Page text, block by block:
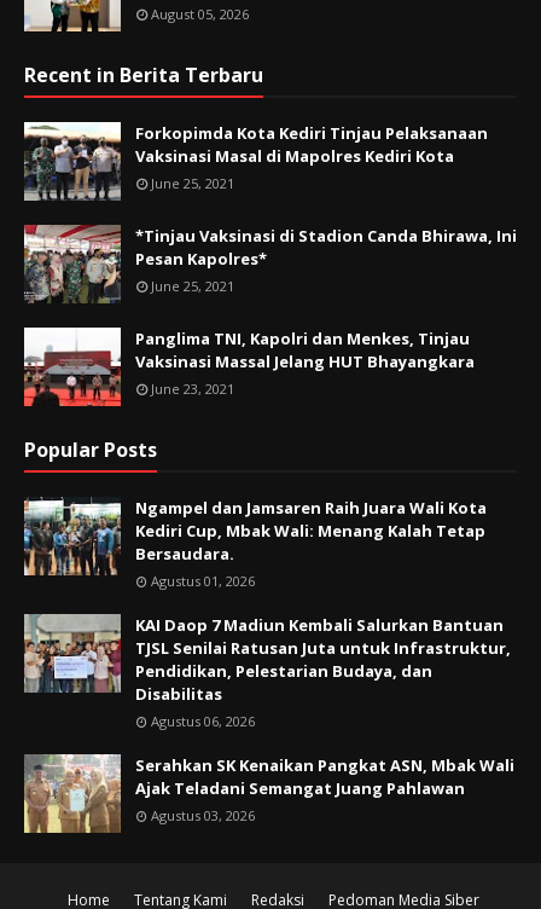
August 05, 2026
Recent in Berita Terbaru
Forkopimda Kota Kediri Tinjau Pelaksanaan
Vaksinasi Masal di Mapolres Kediri Kota
June 25, 2021
*Tinjau Vaksinasi di Stadion Canda Bhirawa, Ini
Pesan Kapolres*
June 25, 2021
Panglima TNI, Kapolri dan Menkes, Tinjau
Vaksinasi Massal Jelang HUT Bhayangkara
June 23, 2021
Popular Posts
Ngampel dan Jamsaren Raih Juara Wali Kota
Kediri Cup, Mbak Wali: Menang Kalah Tetap
Bersaudara.
Agustus 01, 2026
KAI Daop 7 Madiun Kembali Salurkan Bantuan
TJSL Senilai Ratusan Juta untuk Infrastruktur,
Pendidikan, Pelestarian Budaya, dan
Disabilitas
Agustus 06, 2026
Serahkan SK Kenaikan Pangkat ASN, Mbak Wali
Ajak Teladani Semangat Juang Pahlawan
Agustus 03, 2026
Home Tentang Kami Redaksi Pedoman Media Siber